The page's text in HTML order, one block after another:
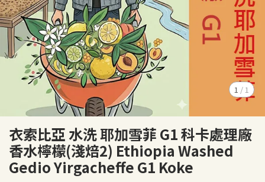
1 /1
衣索比亞 水洗 耶加雪菲 G1 科卡處理廠
香水檸檬(淺焙2) Ethiopia Washed
Gedio Yirgacheffe G1 Koke